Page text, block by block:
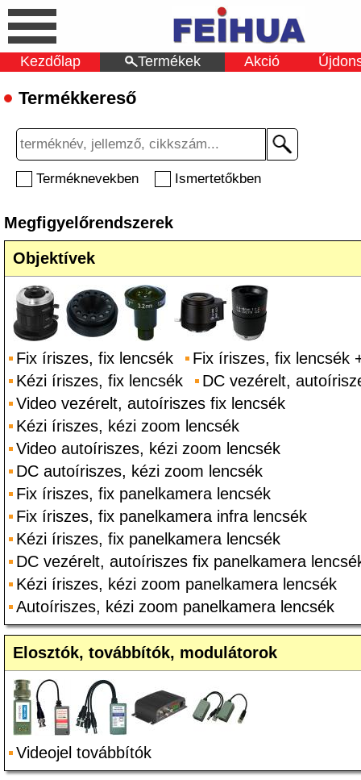
Kezdőlap Termékek Akció
Termékkereső
Terméknevekben Ismertetőkben
Megfigyelőrendszerek
Objektívek
Fix íriszes, fix lencsék
Fix íriszes, fix lencsék
Kézi íriszes, fix lencsék
DC vezérelt,
Video vezérelt, autoíriszes fix lencsék
Kézi íriszes, kézi zoom lencsék
Video autoíriszes, kézi zoom lencsék
DC autoíriszes, kézi zoom lencsék
Fix íriszes, fix panelkamera lencsék
Fix íriszes, fix panelkamera infra lencsék
Kézi íriszes, fix panelkamera lencsék
DC vezérelt, autoíriszes fix panelkamera
Kézi íriszes, kézi zoom panelkamera lencsék
Autoíriszes, kézi zoom panelkamera lencsék
Elosztók, továbbítók, modulátorok
Videojel továbbítók